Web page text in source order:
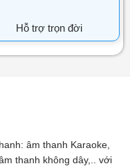
Hỗ trợ trọn đời
âm thanh Karaoke,
thanh không dây,.. với